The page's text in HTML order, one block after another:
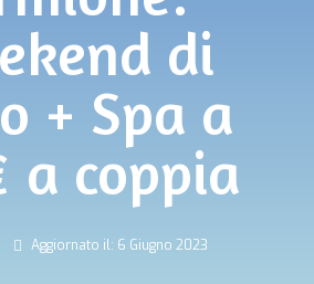
di
+ Spa a
a coppia
Aggiornato il: 6 Giugno 2023